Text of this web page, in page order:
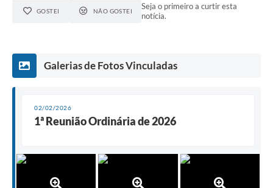
GOSTEI NÃO GOSTEI
Seja o primeiro a curtir esta
notícia.
Galerias de Fotos Vinculadas
02/02/2026
1ª Reunião Ordinária de 2026